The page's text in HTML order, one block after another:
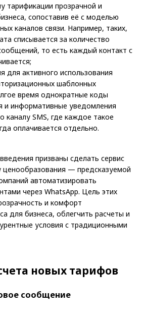
тарификации прозрачной и
сопоставив её с моделью
каналов связи. Например, таких,
списывается за количество
то есть каждый контакт с
для активного использования
шаблонных
время однократные коды
и информативные уведомления
каналу SMS, где каждое такое
оплачивается отдельно.
призваны сделать сервис
ценообразования — предсказуемой
автоматизировать
через WhatsApp. Цель этих
и комфорт
для бизнеса, облегчить расчеты и
условия с традиционными
новых тарифов
сообщение